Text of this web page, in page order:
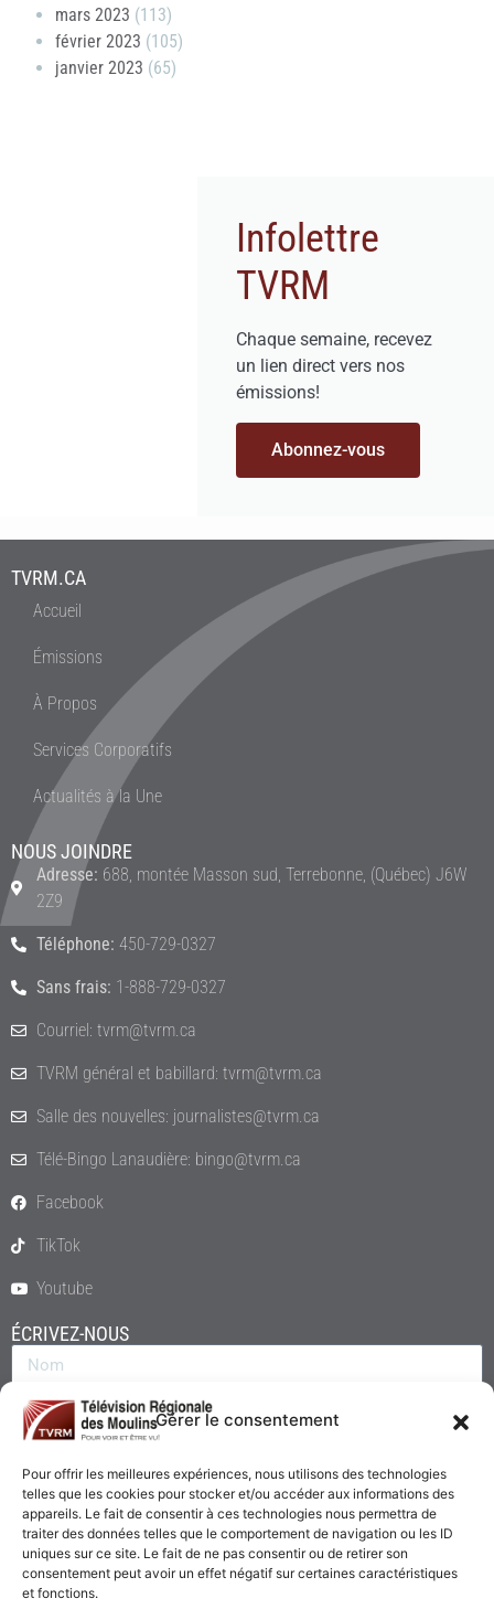
Gérer le consentement
Pour offrir les meilleures expériences, nous utilisons des technologies
telles que les cookies pour stocker et/ou accéder aux informations des
appareils. Le fait de consentir à ces technologies nous permettra de
traiter des données telles que le comportement de navigation ou les ID
uniques sur ce site. Le fait de ne pas consentir ou de retirer son
consentement peut avoir un effet négatif sur certaines caractéristiques
et fonctions.
mars 2023 (113)
février 2023 (105)
janvier 2023 (65)
Infolettre
TVRM
Chaque semaine, recevez
un lien direct vers nos
émissions!
Abonnez-vous
TVRM.CA
Accueil
Émissions
À Propos
Services Corporatifs
Actualités à la Une
NOUS JOINDRE
Adresse: 688, montée Masson sud, Terrebonne, (Québec) J6W
2Z9
Téléphone: 450-729-0327
Sans frais: 1-888-729-0327
Courriel: tvrm@tvrm.ca
TVRM général et babillard: tvrm@tvrm.ca
Salle des nouvelles: journalistes@tvrm.ca
Télé-Bingo Lanaudière: bingo@tvrm.ca
Facebook
TikTok
Youtube
ÉCRIVEZ-NOUS